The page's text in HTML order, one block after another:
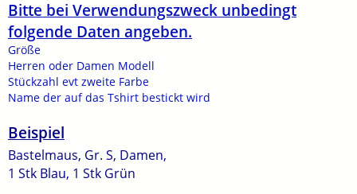
Bitte bei Verwendungszweck unbedingt
folgende Daten angeben.
Größe
Herren oder Damen Modell
Stückzahl evt zweite Farbe
Name der auf das Tshirt bestickt wird
Beispiel
Bastelmaus, Gr. S, Damen,
1 Stk Blau, 1 Stk Grün